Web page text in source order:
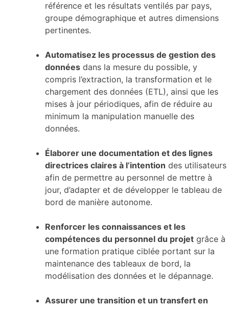
référence et les résultats ventilés par pays,
groupe démographique et autres dimensions
pertinentes.
Automatisez les processus de gestion des
données dans la mesure du possible, y
compris l’extraction, la transformation et le
chargement des données (ETL), ainsi que les
mises à jour périodiques, afin de réduire au
minimum la manipulation manuelle des
données.
Élaborer une documentation et des lignes
directrices claires à l’intention des utilisateurs
afin de permettre au personnel de mettre à
jour, d’adapter et de développer le tableau de
bord de manière autonome.
Renforcer les connaissances et les
compétences du personnel du projet grâce à
une formation pratique ciblée portant sur la
maintenance des tableaux de bord, la
modélisation des données et le dépannage.
Assurer une transition et un transfert en